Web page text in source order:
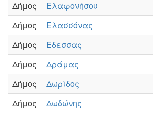
Δήμος
Ελαφονήσου
Δήμος
Ελασσόνας
Δήμος
Εδεσσας
Δήμος
Δράμας
Δήμος
Δωρίδος
Δήμος
Δωδώνης